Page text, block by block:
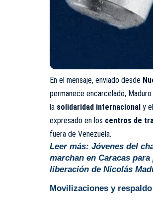
En el mensaje, enviado desde
permanece encarcelado,
la solidaridad internacional y
expresado en los centros de
fuera de Venezuela.
Leer más: Jóvenes del
marchan en Caracas
liberación de Nicolás
Movilizaciones y